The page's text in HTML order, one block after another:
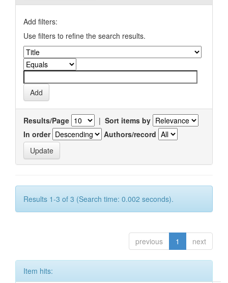
Add filters:
Use filters to refine the search results.
Results/Page | Sort items by
In order
Authors/record
Results 1-3 of 3 (Search time: 0.002 seconds).
previous 1 next
Item hits: